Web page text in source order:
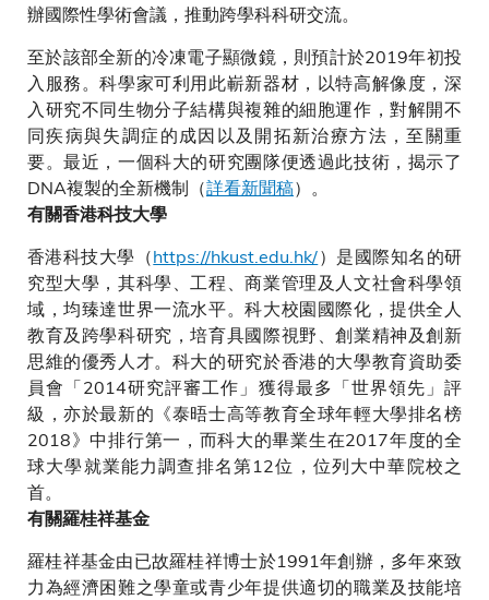
辦國際性學術會議，推動跨學科科研交流。
至於該部全新的冷凍電子顯微鏡，則預計於2019年初投
入服務。科學家可利用此嶄新器材，以特高解像度，深
入研究不同生物分子結構與複雜的細胞運作，對解開不
同疾病與失調症的成因以及開拓新治療方法，至關重
要。最近，一個科大的研究團隊便透過此技術，揭示了
DNA複製的全新機制（詳看新聞稿）。
有關香港科技大學
香港科技大學（https://hkust.edu.hk/）是國際知名的研
究型大學，其科學、工程、商業管理及人文社會科學領
域，均臻達世界一流水平。科大校園國際化，提供全人
教育及跨學科研究，培育具國際視野、創業精神及創新
思維的優秀人才。科大的研究於香港的大學教育資助委
員會「2014研究評審工作」獲得最多「世界領先」評
級，亦於最新的《泰晤士高等教育全球年輕大學排名榜
2018》中排行第一，而科大的畢業生在2017年度的全
球大學就業能力調查排名第12位，位列大中華院校之
首。
有關羅桂祥基金
羅桂祥基金由已故羅桂祥博士於1991年創辦，多年來致
力為經濟困難之學童或青少年提供適切的職業及技能培